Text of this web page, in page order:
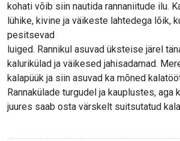
kohati võib siin nautida rannaniitude ilu.
lühike, kivine ja väikeste lahtedega lõik,
pesitsevad
luiged. Rannikul asuvad üksteise järel
kalurikülad ja väikesed jahisadamad.
kalapüük ja siin asuvad ka mõned
Rannakülade turgudel ja kauplustes, aga
juures saab osta värskelt suitsutatud